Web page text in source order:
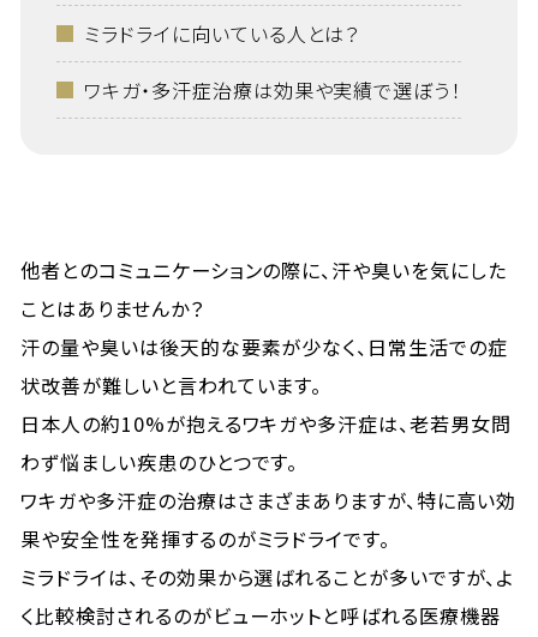
ミラドライに向いている人とは？
ワキガ・多汗症治療は効果や実績で選ぼう！
他者とのコミュニケーションの際に、汗や臭いを気にした
ことはありませんか？
汗の量や臭いは後天的な要素が少なく、日常生活での症
状改善が難しいと言われています。
日本人の約10%が抱えるワキガや多汗症は、老若男女問
わず悩ましい疾患のひとつです。
ワキガや多汗症の治療はさまざまありますが、特に高い効
果や安全性を発揮するのがミラドライです。
ミラドライは、その効果から選ばれることが多いですが、よ
く比較検討されるのがビューホットと呼ばれる医療機器